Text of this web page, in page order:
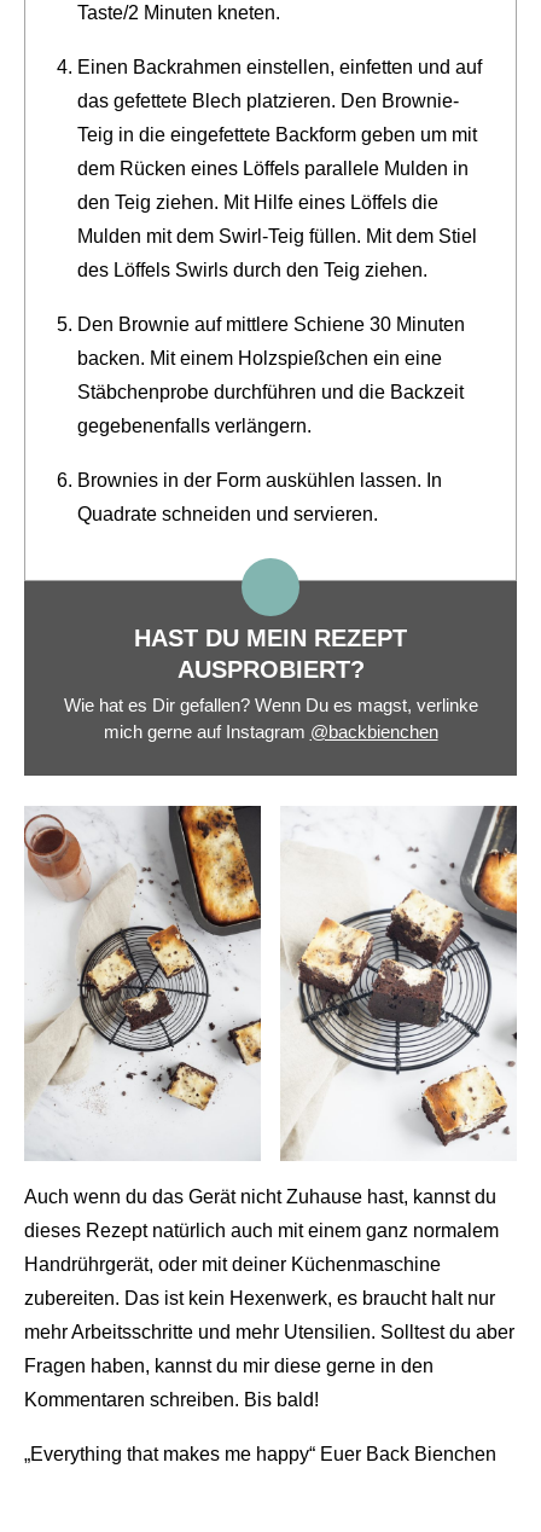
Taste/2 Minuten kneten.
Einen Backrahmen einstellen, einfetten und auf
das gefettete Blech platzieren. Den Brownie-
Teig in die eingefettete Backform geben um mit
dem Rücken eines Löffels parallele Mulden in
den Teig ziehen. Mit Hilfe eines Löffels die
Mulden mit dem Swirl-Teig füllen. Mit dem Stiel
des Löffels Swirls durch den Teig ziehen.
Den Brownie auf mittlere Schiene 30 Minuten
backen. Mit einem Holzspießchen ein eine
Stäbchenprobe durchführen und die Backzeit
gegebenenfalls verlängern.
Brownies in der Form auskühlen lassen. In
Quadrate schneiden und servieren.
HAST DU MEIN REZEPT
AUSPROBIERT?
Wie hat es Dir gefallen? Wenn Du es magst, verlinke
mich gerne auf Instagram @backbienchen
Auch wenn du das Gerät nicht Zuhause hast, kannst du
dieses Rezept natürlich auch mit einem ganz normalem
Handrührgerät, oder mit deiner Küchenmaschine
zubereiten. Das ist kein Hexenwerk, es braucht halt nur
mehr Arbeitsschritte und mehr Utensilien. Solltest du aber
Fragen haben, kannst du mir diese gerne in den
Kommentaren schreiben. Bis bald!
„Everything that makes me happy“ Euer Back Bienchen